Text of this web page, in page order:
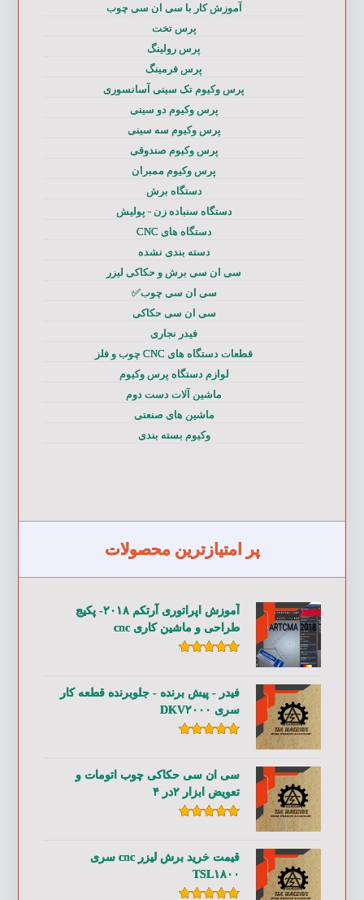
آموزش کار با سی ان سی چوب
پرس تخت
پرس رولینگ
پرس فرمینگ
پرس وکیوم تک سینی آسانسوری
پرس وکیوم دو سینی
پرس وکیوم سه سینی
پرس وکیوم صندوقی
پرس وکیوم ممبران
دستگاه برش
دستگاه سنباده زن - پولیش
دستگاه های CNC
دسته بندی نشده
سی ان سی برش و حکاکی لیزر
سی ان سی چوب✅
سی ان سی حکاکی
فیدر نجاری
قطعات دستگاه های CNC چوب و فلز
لوازم دستگاه پرس وکیوم
ماشین آلات دست دوم
ماشین های صنعتی
وکیوم بسته بندی
پر امتیازترین محصولات
آموزش اپراتوری آرتکم ۲۰۱۸- پکیج
طراحی و ماشین کاری cnc
فیدر - پیش برنده - جلوبرنده قطعه کار
سری DKV۲۰۰۰
سی ان سی حکاکی چوب اتومات و
تعویض ابزار ۲در ۴
قیمت خرید برش لیزر cnc سری
TSL۱۸۰۰